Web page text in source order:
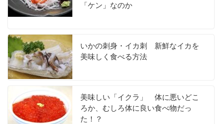
「ケン」なのか
いかの刺身・イカ刺 新鮮なイカを
美味しく食べる方法
美味しい「イクラ」 体に悪いどこ
ろか、むしろ体に良い食べ物だっ
た！？